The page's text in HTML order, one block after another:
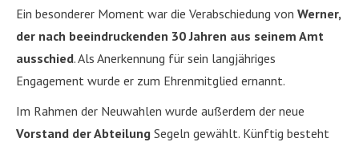
Ein besonderer Moment war die Verabschiedung von Werner,
der nach beeindruckenden 30 Jahren aus seinem Amt
ausschied. Als Anerkennung für sein langjähriges
Engagement wurde er zum Ehrenmitglied ernannt.
Im Rahmen der Neuwahlen wurde außerdem der neue
Vorstand der Abteilung Segeln gewählt. Künftig besteht